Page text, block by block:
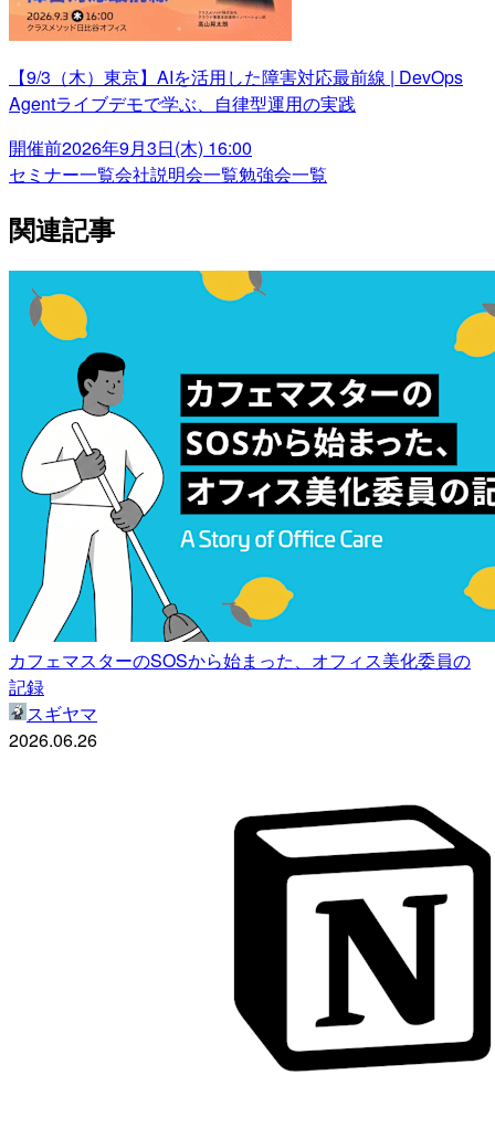
【9/3（木）東京】AIを活用した障害対応最前線 | DevOps
Agentライブデモで学ぶ、自律型運用の実践
開催前2026年9月3日(木) 16:00
セミナー一覧会社説明会一覧勉強会一覧
関連記事
カフェマスターのSOSから始まった、オフィス美化委員の
記録
スギヤマ
2026.06.26